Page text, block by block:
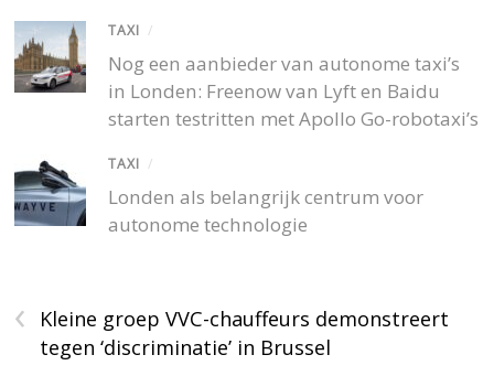
TAXI /
Nog een aanbieder van autonome taxi’s
in Londen: Freenow van Lyft en Baidu
starten testritten met Apollo Go-robotaxi’s
TAXI /
Londen als belangrijk centrum voor
autonome technologie
‹
Kleine groep VVC-chauffeurs demonstreert
tegen ‘discriminatie’ in Brussel